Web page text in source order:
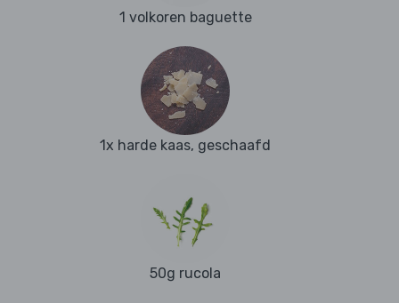
1 volkoren baguette
1x harde kaas, geschaafd
50g rucola